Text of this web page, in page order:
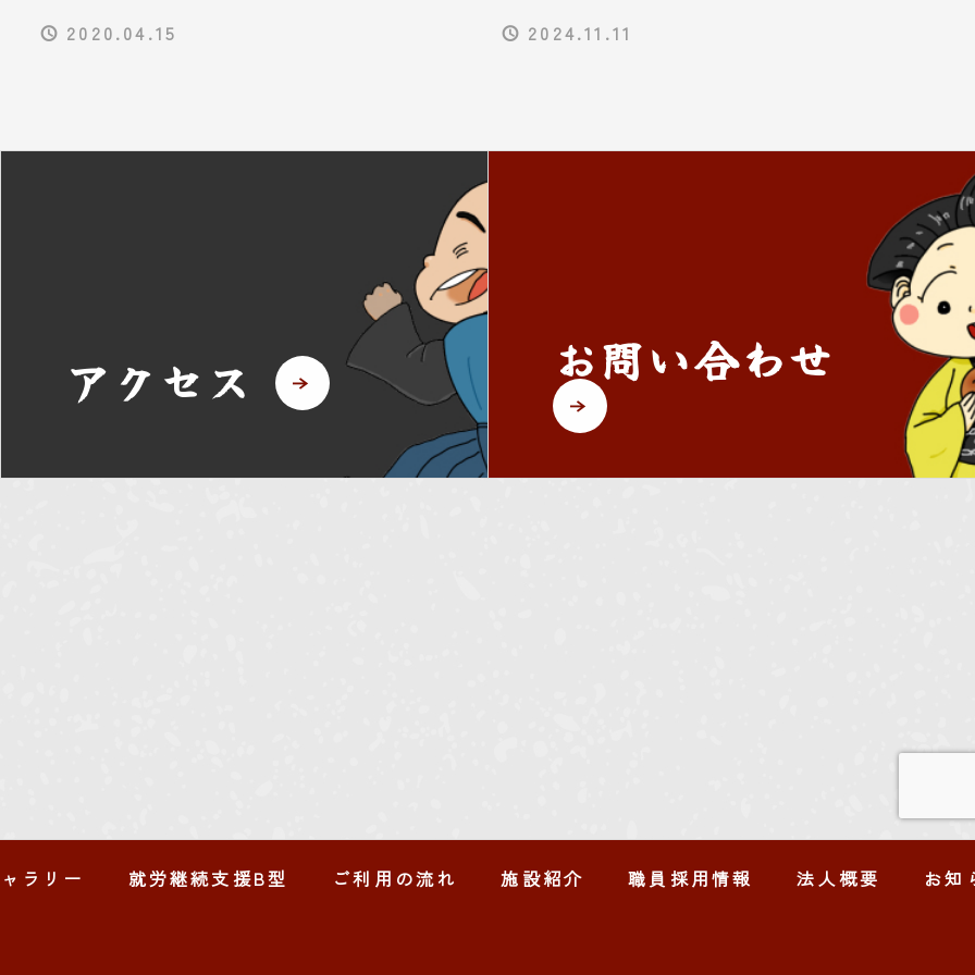
2020.04.15
「（仮称）NPO法人笑楽工房就労
2024.11.11
アクセス お問い合わせ
ラリー 就労継続支援B型 ご利用の流れ 施設紹介 職員採用情報 法人概要 お知